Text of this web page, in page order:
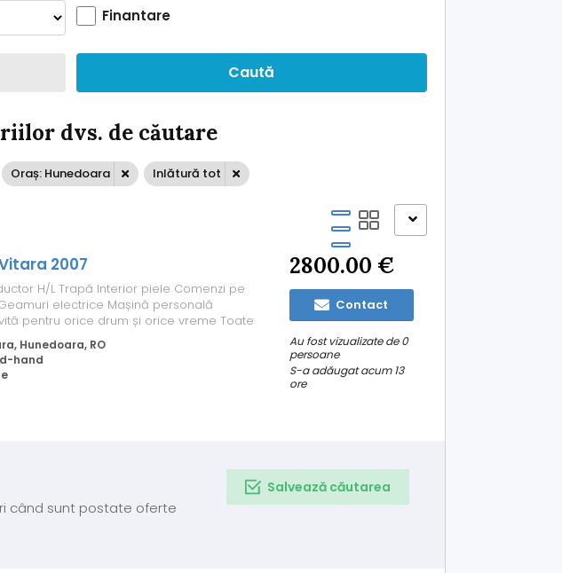
Finantare
Caută
dvs. de căutare
Oraș: Hunedoara Inlătură tot
2007
H/L Trapă Interior piele Comenzi pe
electrice Mașină personală
pentru orice drum și orice vreme Toate
Hunedoara, RO
hand
2800.00 €
Contact
Au fost vizualizate de 0
persoane
S-a adăugat acum 13
ore
când sunt postate oferte
Salvează căutarea